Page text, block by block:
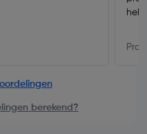
heb
berekend?